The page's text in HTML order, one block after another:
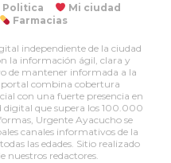
Politica
Mi ciudad
Farmacias
independiente de la ciudad
la información ágil, clara y
de mantener informada a la
combina cobertura
con una fuerte presencia en
digital que supera los 100.000
Urgente Ayacucho se
canales informativos de la
las edades. Sitio realizado
nuestros redactores.